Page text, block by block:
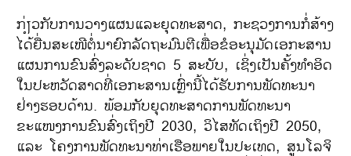
ກ່ຽວກັບການວາງແຜນແລະຍຸດທະສາດ, ກະຊວງການກໍ່ສ້າງ
ໄດ້ຍື່ນສະເໜີຕໍ່ນາຍົກລັດຖະມົນຕີເພື່ອຂໍອະນຸມັດເອກະສານ
ແຜນການຂົນສົ່ງລະດັບຊາດ 5 ສະບັບ, ເຊິ່ງເປັນຄັ້ງທຳອິດ
ໃນປະຫວັດສາດທີ່ເອກະສານເຫຼົ່ານີ້ໄດ້ຮັບການພັດທະນາ
ຢ່າງຮອບດ້ານ. ພ້ອມກັບຍຸດທະສາດການພັດທະນາ
ຂະແໜງການຂົນສົ່ງເຖິງປີ 2030, ວິໄສທັດເຖິງປີ 2050,
ແລະ ໂຄງການພັດທະນາທ່າເຮືອພາຍໃນປະເທດ, ສູນໂລຈິ